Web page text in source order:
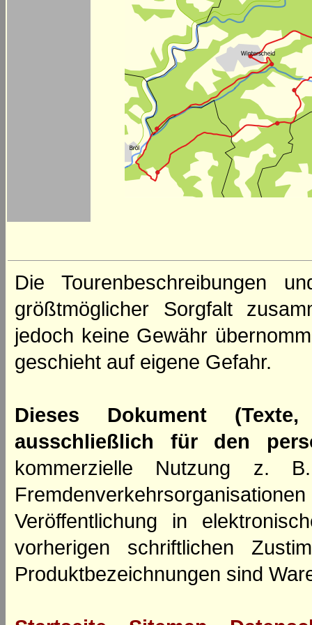
Die Tourenbeschreibungen
größtmöglicher Sorgfalt
jedoch keine Gewähr
geschieht auf eigene Gefahr.
Dieses Dokument
ausschließlich für den
kommerzielle Nutzung z.
Veröffentlichung in
vorherigen schriftlichen
Produktbezeichnungen sind